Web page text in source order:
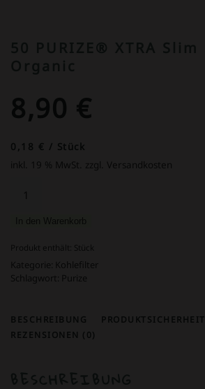
8,90 €
0,18 € / Stück
inkl. 19 % MwSt. zzgl. Versandkosten
PURIZE®
Size
Organic
Menge
In den Warenkorb
Produkt enthält: Stück
Kategorie: Kohlefilter
Schlagwort: Purize
BESCHREIBUNG
PRODUKTSICHERHEIT
REZENSIONEN (0)